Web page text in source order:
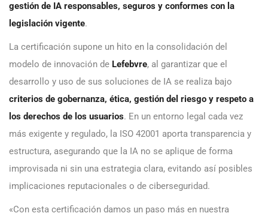
gestión de IA responsables, seguros y conformes con la
legislación vigente.
La certificación supone un hito en la consolidación del
modelo de innovación de Lefebvre, al garantizar que el
desarrollo y uso de sus soluciones de IA se realiza bajo
criterios de gobernanza, ética, gestión del riesgo y respeto a
los derechos de los usuarios. En un entorno legal cada vez
más exigente y regulado, la ISO 42001 aporta transparencia y
estructura, asegurando que la IA no se aplique de forma
improvisada ni sin una estrategia clara, evitando así posibles
implicaciones reputacionales o de ciberseguridad.
«Con esta certificación damos un paso más en nuestra